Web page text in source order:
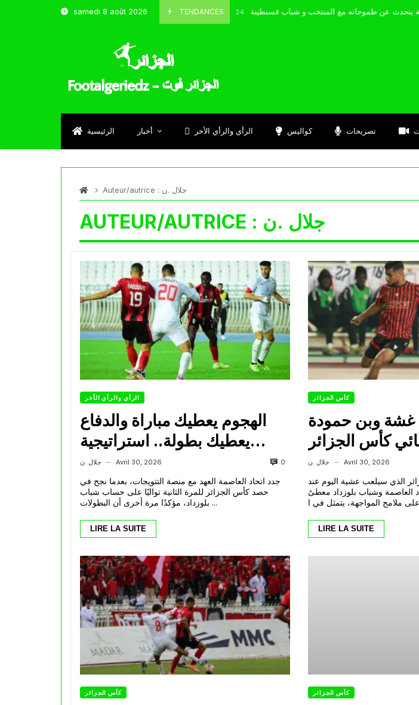
samedi 8 août 2026 TENDANCES
Octobre 8, 2024 بوحلفاية يتحدث عن طموحاته مع المنتخب و شباب قسنطينة
الرئيسية أخبار الرأي والرأي الأخر كواليس تصريحات
Auteur/autrice : جلال .ن
AUTEUR/AUTRICE : جلال .ن
الرأي والرأي الأخر
الهجوم يعطيك مباراة والدفاع
يعطيك بطولة.. استراتيجية
ناجحة يتبعها الاتحاد العاصمي في
تتويجاته آخر السنوات
جلال .ن — Avril 30, 2026 0
جدد اتحاد العاصمة العهد مع منصة التتويجات، بعدما نجح في
حصد كأس الجزائر للمرة الثانية تواليًا على حساب شباب
بلوزداد، مؤكدًا مرة أخرى أن البطولات ...
LIRE LA SUITE
كأس الجزائر
غشة وبن حمودة
كأس الجزائر
جلال .ن — Avril 30, 2026
الذي سيلعب عشية اليوم عند
العاصمة وشباب بلوزداد معطىً
LIRE LA SUITE
كأس الجزائر كأس الجزائر